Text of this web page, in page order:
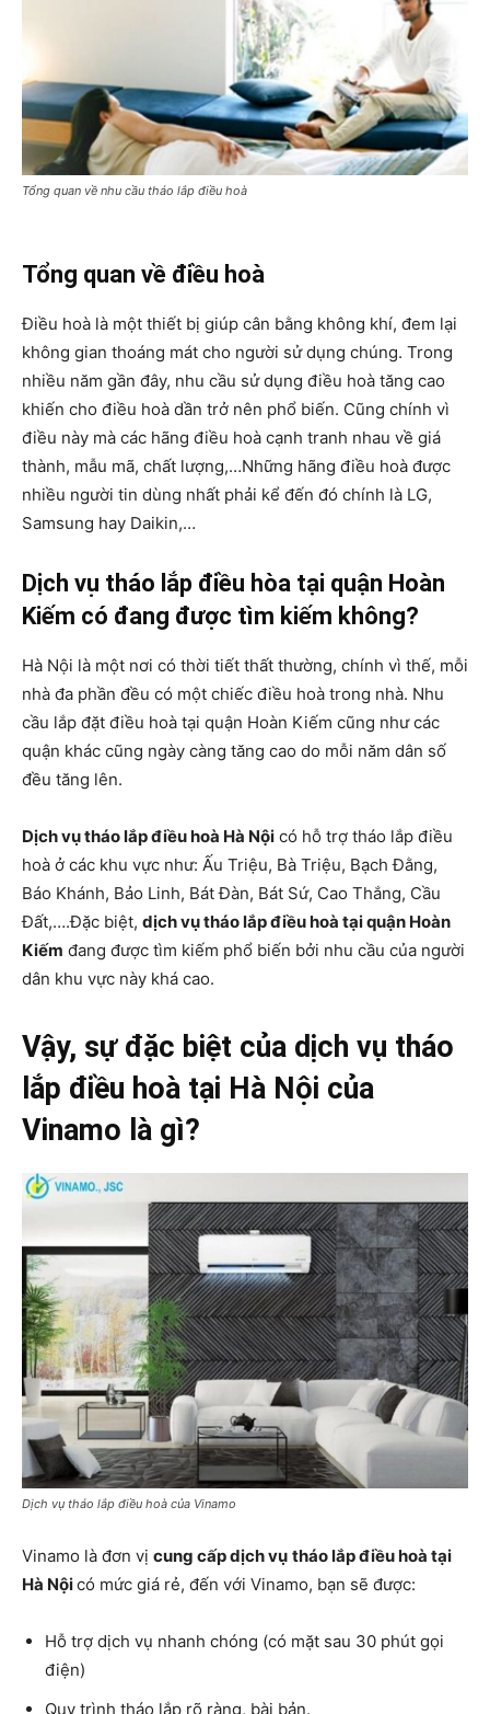
Tổng quan về nhu cầu tháo lắp điều hoà
Tổng quan về điều hoà
Điều hoà là một thiết bị giúp cân bằng không khí, đem lại
không gian thoáng mát cho người sử dụng chúng. Trong
nhiều năm gần đây, nhu cầu sử dụng điều hoà tăng cao
khiến cho điều hoà dần trở nên phổ biến. Cũng chính vì
điều này mà các hãng điều hoà cạnh tranh nhau về giá
thành, mẫu mã, chất lượng,…Những hãng điều hoà được
nhiều người tin dùng nhất phải kể đến đó chính là LG,
Samsung hay Daikin,…
Dịch vụ tháo lắp điều hòa tại quận Hoàn
Kiếm có đang được tìm kiếm không?
Hà Nội là một nơi có thời tiết thất thường, chính vì thế, mỗi
nhà đa phần đều có một chiếc điều hoà trong nhà. Nhu
cầu lắp đặt điều hoà tại quận Hoàn Kiếm cũng như các
quận khác cũng ngày càng tăng cao do mỗi năm dân số
đều tăng lên.
Dịch vụ tháo lắp điều hoà Hà Nội có hỗ trợ tháo lắp điều
hoà ở các khu vực như: Ấu Triệu, Bà Triệu, Bạch Đằng,
Báo Khánh, Bảo Linh, Bát Đàn, Bát Sứ, Cao Thắng, Cầu
Đất,….Đặc biệt, dịch vụ tháo lắp điều hoà tại quận Hoàn
Kiếm đang được tìm kiếm phổ biến bởi nhu cầu của người
dân khu vực này khá cao.
Vậy, sự đặc biệt của dịch vụ tháo
lắp điều hoà tại Hà Nội của
Vinamo là gì?
Dịch vụ tháo lắp điều hoà của Vinamo
Vinamo là đơn vị cung cấp dịch vụ tháo lắp điều hoà tại
Hà Nộicó mức giá rẻ, đến với Vinamo, bạn sẽ được:
Hỗ trợ dịch vụ nhanh chóng (có mặt sau 30 phút gọi
điện)
Quy trình tháo lắp rõ ràng, bài bản.